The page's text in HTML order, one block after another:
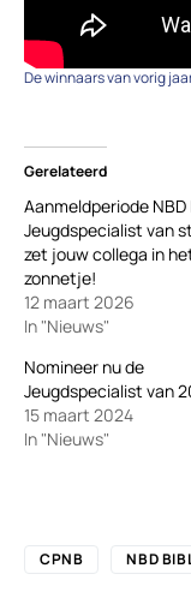
De winnaars van vorig
Gerelateerd
Aanmeldperiode NBD
Jeugdspecialist van
zet jouw collega in
zonnetje!
12 maart 2026
In "Nieuws"
Nomineer nu de
Jeugdspecialist van
15 maart 2024
In "Nieuws"
CPNB NBD